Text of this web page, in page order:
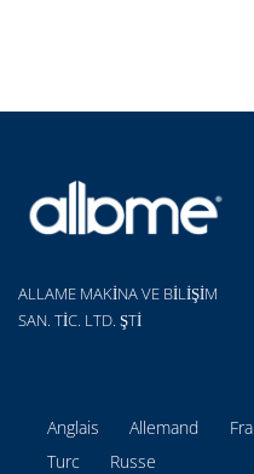
ALLAME MAKİNA VE BİLİŞİM
SAN. TİC. LTD. ŞTİ
Anglais Allemand
Turc
Russe